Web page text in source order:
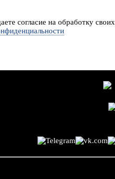
согласие на обработку своих